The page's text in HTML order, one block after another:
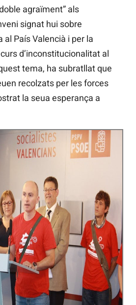
agraïment” als
signat hui sobre
al País Valencià i per la
d’inconstitucionalitat al
tema, ha subratllat que
recolzats per les forces
la seua esperança a